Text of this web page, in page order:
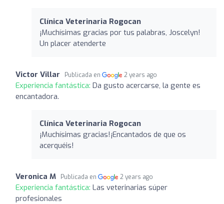
Clínica Veterinaria Rogocan
¡Muchísimas gracias por tus palabras, Joscelyn!
Un placer atenderte
Victor Villar Publicada en 2 years ago
Experiencia fantástica: Da gusto acercarse, la gente es
encantadora.
Clínica Veterinaria Rogocan
¡Muchísimas gracias!¡Encantados de que os
acerquéis!
Veronica M Publicada en 2 years ago
Experiencia fantástica: Las veterinarias súper
profesionales